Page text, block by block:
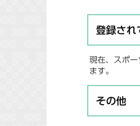
登録され
現在、スポ
ます。
その他